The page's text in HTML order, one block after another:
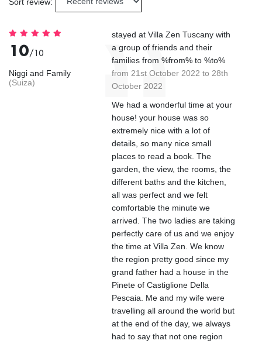
10/10
Niggi and Family
(Suiza)
stayed at Villa Zen Tuscany with
a group of friends and their
families from %from% to %to%
from 21st October 2022 to 28th
October 2022
We had a wonderful time at your
house! your house was so
extremely nice with a lot of
details, so many nice small
places to read a book. The
garden, the view, the rooms, the
different baths and the kitchen,
all was perfect and we felt
comfortable the minute we
arrived. The two ladies are taking
perfectly care of us and we enjoy
the time at Villa Zen. We know
the region pretty good since my
grand father had a house in the
Pinete of Castiglione Della
Pescaia. Me and my wife were
travelling all around the world but
at the end of the day, we always
had to say that not one region